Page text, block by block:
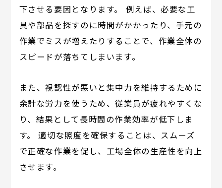
下させる要因となります。 例えば、必要な工
具や部品を探すのに時間がかかったり、手元の
作業でミスが増えたりすることで、作業全体の
スピードが落ちてしまいます。
また、視認性が悪いと集中力を維持するために
余計な労力を使うため、従業員が疲れやすくな
り、結果として長時間の作業効率が低下しま
す。 適切な照度を確保することは、スムーズ
で正確な作業を促し、工場全体の生産性を向上
させます。